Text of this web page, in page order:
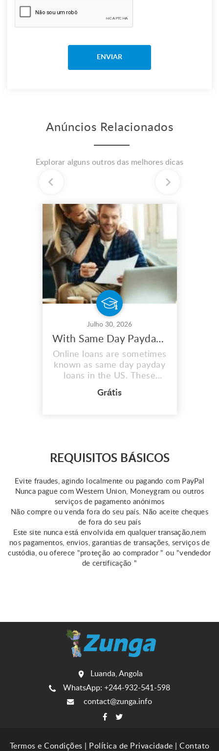
Anúncios Relacionados
Explorar alguns outros das melhores dicas
Julho 30, 2026
With Same Day Payday Loans, You May Maximize Your Earnings
Online loans are sometimes
known as same day payday
loans in the US. These
quick same day loans assist
those in need in covering
vary by state. Online
resources provide some
...
Grátis
REQUISITOS BÁSICOS
Evite fraudes, agindo localmente ou pagando com PayPal
Nunca pague com Western Union, Moneygram ou outros
serviços de pagamento anónimos
Não compre ou venda fora do seu país. Não aceite cheques
de fora do seu país
Este site nunca está envolvida em qualquer transação,nem
nos pagamentos, envios, garantias de transações, serviços de
custódia, ou oferece "proteção ao comprador " ou "vendedor
de certificação "
Luanda, Angola
WhatsApp: +244-932-541-598
contact@zunga.info
Termos e Condições Política de Privacidade Contato